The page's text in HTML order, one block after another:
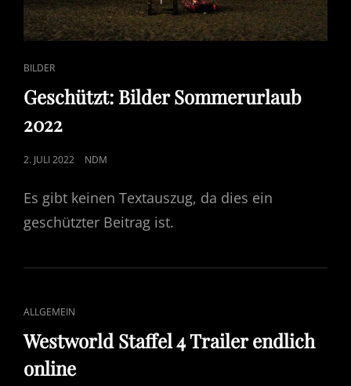
CAT
LINKS
BILDER
Geschützt: Bilder Sommerurlaub
2022
POSTED
2. JULI 2022 NDM
Es gibt keinen Textauszug, da dies ein
geschützter Beitrag ist.
CAT
LINKS
ALLGEMEIN
Westworld Staffel 4 Trailer endlich
online